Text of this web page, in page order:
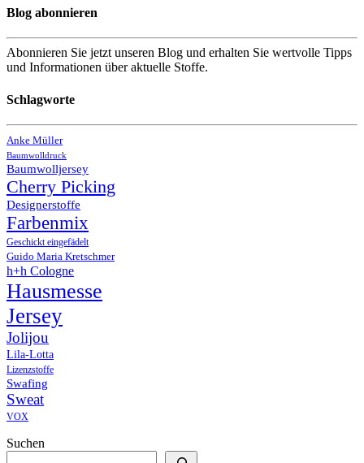
Blog abonnieren
Abonnieren Sie jetzt unseren Blog und erhalten Sie wertvolle Tipps
und Informationen über aktuelle Stoffe.
Schlagworte
Anke Müller
Baumwolldruck
Baumwolljersey
Cherry Picking
Designerstoffe
Farbenmix
Geschickt eingefädelt
Guido Maria Kretschmer
h+h Cologne
Hausmesse
Jersey
Jolijou
Lila-Lotta
Lizenzstoffe
Swafing
Sweat
VOX
Suchen